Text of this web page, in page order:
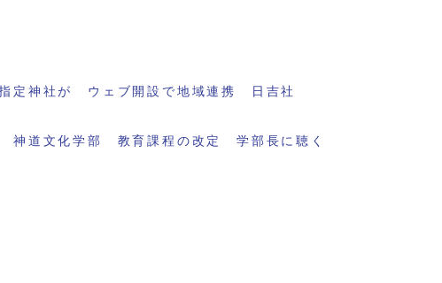
定神社が ウェブ開設で地域連携 日吉社
神道文化学部 教育課程の改定 学部長に聴く